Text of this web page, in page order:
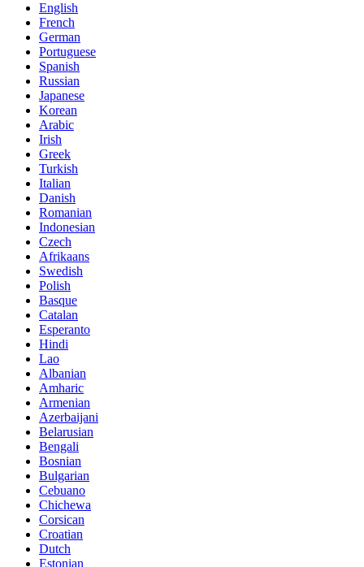
English
French
German
Portuguese
Spanish
Russian
Japanese
Korean
Arabic
Irish
Greek
Turkish
Italian
Danish
Romanian
Indonesian
Czech
Afrikaans
Swedish
Polish
Basque
Catalan
Esperanto
Hindi
Lao
Albanian
Amharic
Armenian
Azerbaijani
Belarusian
Bengali
Bosnian
Bulgarian
Cebuano
Chichewa
Corsican
Croatian
Dutch
Estonian